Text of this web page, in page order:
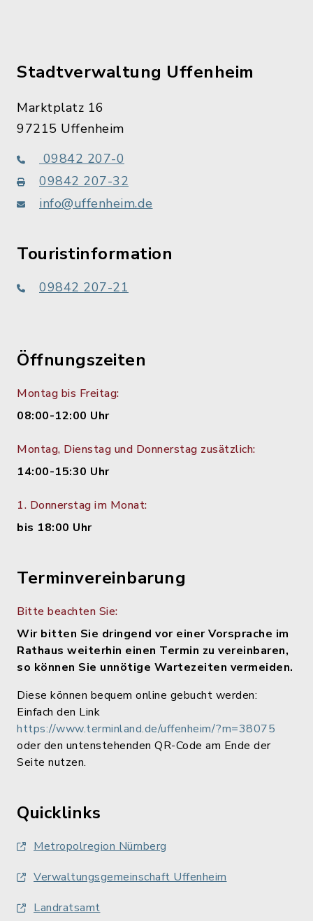
Stadtverwaltung Uffenheim
Marktplatz 16
97215 Uffenheim
09842 207-0
09842 207-32
info@uffenheim.de
Touristinformation
09842 207-21
Öffnungszeiten
Montag bis Freitag:
08:00-12:00 Uhr
Montag, Dienstag und Donnerstag zusätzlich:
14:00-15:30 Uhr
1. Donnerstag im Monat:
bis 18:00 Uhr
Terminvereinbarung
Bitte beachten Sie:
Wir bitten Sie dringend vor einer Vorsprache im
Rathaus weiterhin einen Termin zu vereinbaren,
so können Sie unnötige Wartezeiten vermeiden.
Diese können bequem online gebucht werden:
Einfach den Link
https://www.terminland.de/uffenheim/?m=38075
oder den untenstehenden QR-Code am Ende der
Seite nutzen.
Quicklinks
Metropolregion Nürnberg
Verwaltungsgemeinschaft Uffenheim
Landratsamt